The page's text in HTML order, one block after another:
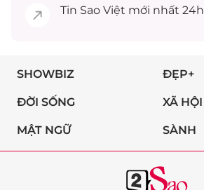
Tin Sao Việt mới nhất 24h
SHOWBIZ ĐẸP+
ĐỜI SỐNG XÃ HỘI
MẬT NGỮ SÀNH